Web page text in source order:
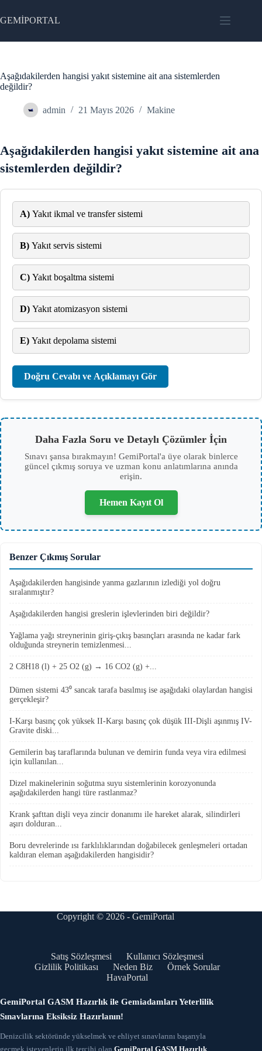
to
content
GEMİPORTAL
Aşağıdakilerden hangisi yakıt sistemine ait ana sistemlerden
değildir?
admin 21 Mayıs 2026 Makine
Aşağıdakilerden hangisi yakıt sistemine ait ana
sistemlerden değildir?
A) Yakıt ikmal ve transfer sistemi
B) Yakıt servis sistemi
C) Yakıt boşaltma sistemi
D) Yakıt atomizasyon sistemi
E) Yakıt depolama sistemi
Doğru Cevabı ve Açıklamayı Gör
Daha Fazla Soru ve Detaylı Çözümler İçin
Sınavı şansa bırakmayın! GemiPortal'a üye olarak binlerce
güncel çıkmış soruya ve uzman konu anlatımlarına anında
erişin.
Hemen Kayıt Ol
Benzer Çıkmış Sorular
Aşağıdakilerden hangisinde yanma gazlarının izlediği yol doğru
sıralanmıştır?
Aşağıdakilerden hangisi greslerin işlevlerinden biri değildir?
Yağlama yağı streynerinin giriş-çıkış basınçları arasında ne kadar fark
olduğunda streynerin temizlenmesi...
2 C8H18 (l) + 25 O2 (g) → 16 CO2 (g) +...
Dümen sistemi 43⁰ sancak tarafa basılmış ise aşağıdaki olaylardan hangisi
gerçekleşir?
I-Karşı basınç çok yüksek II-Karşı basınç çok düşük III-Dişli aşınmış IV-
Gravite diski...
Gemilerin baş taraflarında bulunan ve demirin funda veya vira edilmesi
için kullanılan...
Dizel makinelerinin soğutma suyu sistemlerinin korozyonunda
aşağıdakilerden hangi türe rastlanmaz?
Krank şafttan dişli veya zincir donanımı ile hareket alarak, silindirleri
aşırı dolduran...
Boru devrelerinde ısı farklılıklarından doğabilecek genleşmeleri ortadan
kaldıran eleman aşağıdakilerden hangisidir?
Copyright © 2026 - GemiPortal
Satış Sözleşmesi
Kullanıcı Sözleşmesi
Gizlilik Politikası
Neden Biz
Örnek Sorular
HavaPortal
GemiPortal GASM Hazırlık ile Gemiadamları Yeterlilik
Sınavlarına Eksiksiz Hazırlanın!
Denizcilik sektöründe yükselmek ve ehliyet sınavlarını başarıyla
geçmek isteyenlerin ilk tercihi olan GemiPortal GASM Hazırlık